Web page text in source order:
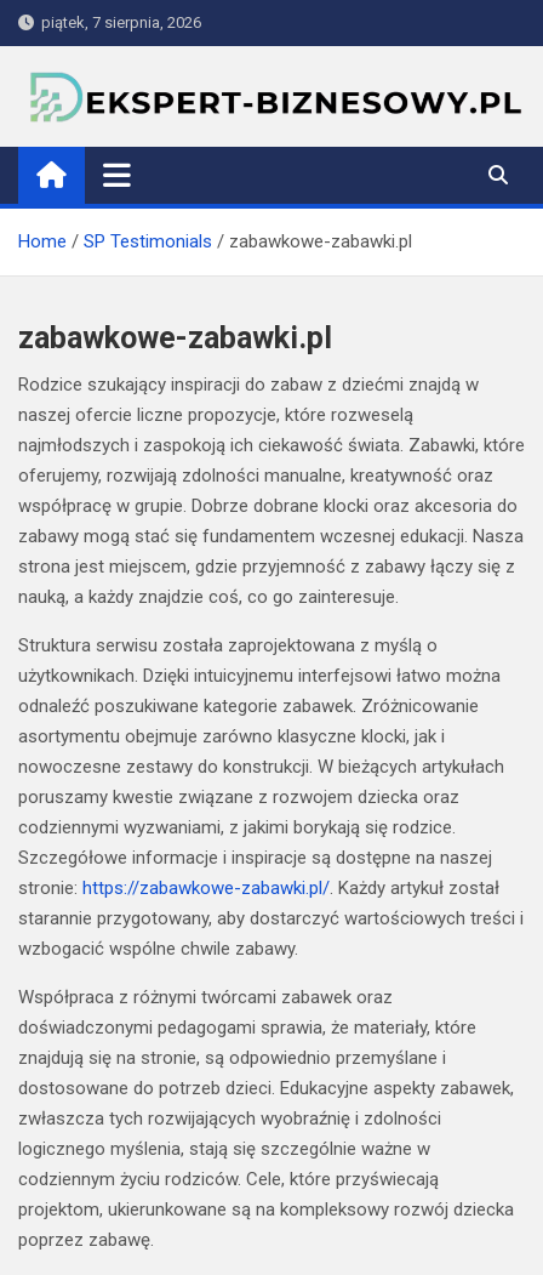
Skip
to
content
piątek, 7 sierpnia, 2026
ekspert-biznesowy.pl
Home SP Testimonials zabawkowe-zabawki.pl
zabawkowe-zabawki.pl
Rodzice szukający inspiracji do zabaw z dziećmi znajdą w
naszej ofercie liczne propozycje, które rozweselą
najmłodszych i zaspokoją ich ciekawość świata. Zabawki, które
oferujemy, rozwijają zdolności manualne, kreatywność oraz
współpracę w grupie. Dobrze dobrane klocki oraz akcesoria do
zabawy mogą stać się fundamentem wczesnej edukacji. Nasza
strona jest miejscem, gdzie przyjemność z zabawy łączy się z
nauką, a każdy znajdzie coś, co go zainteresuje.
Struktura serwisu została zaprojektowana z myślą o
użytkownikach. Dzięki intuicyjnemu interfejsowi łatwo można
odnaleźć poszukiwane kategorie zabawek. Zróżnicowanie
asortymentu obejmuje zarówno klasyczne klocki, jak i
nowoczesne zestawy do konstrukcji. W bieżących artykułach
poruszamy kwestie związane z rozwojem dziecka oraz
codziennymi wyzwaniami, z jakimi borykają się rodzice.
Szczegółowe informacje i inspiracje są dostępne na naszej
stronie: https://zabawkowe-zabawki.pl/. Każdy artykuł został
starannie przygotowany, aby dostarczyć wartościowych treści i
wzbogacić wspólne chwile zabawy.
Współpraca z różnymi twórcami zabawek oraz
doświadczonymi pedagogami sprawia, że materiały, które
znajdują się na stronie, są odpowiednio przemyślane i
dostosowane do potrzeb dzieci. Edukacyjne aspekty zabawek,
zwłaszcza tych rozwijających wyobraźnię i zdolności
logicznego myślenia, stają się szczególnie ważne w
codziennym życiu rodziców. Cele, które przyświecają
projektom, ukierunkowane są na kompleksowy rozwój dziecka
poprzez zabawę.